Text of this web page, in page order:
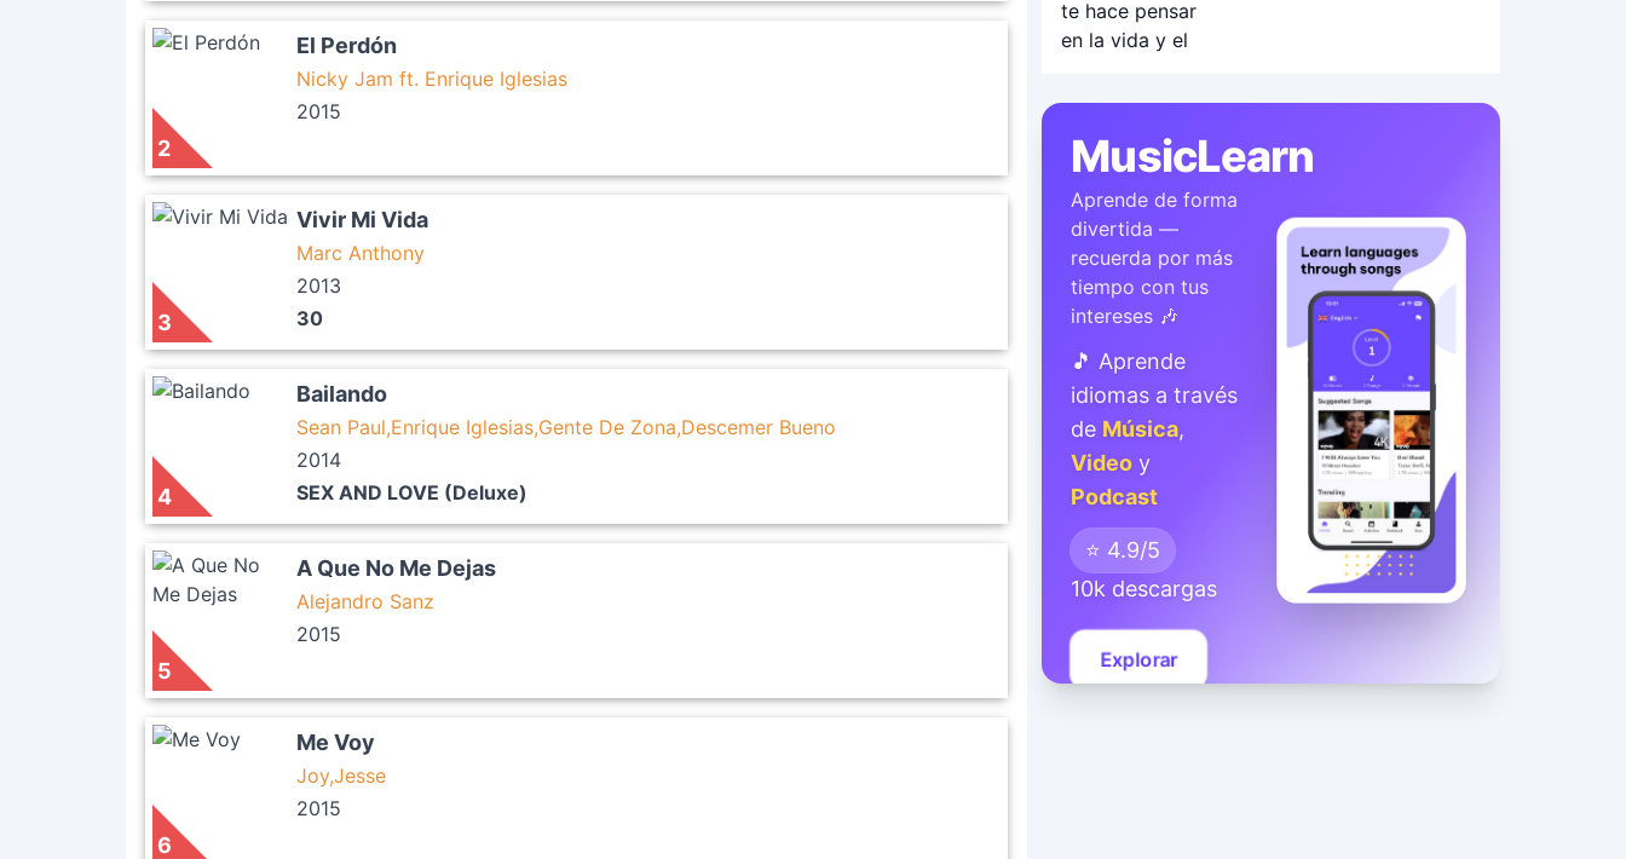
2
El Perdón
Nicky Jam ft. Enrique Iglesias
2015
3
Vivir Mi Vida
Marc Anthony
2013
30
4
Bailando
Sean Paul,Enrique Iglesias,Gente De Zona,Descemer Bueno
2014
SEX AND LOVE (Deluxe)
5
A Que No Me Dejas
Alejandro Sanz
2015
6
Me Voy
Joy,Jesse
2015
MusicLearn
Aprende de forma
divertida —
recuerda por más
tiempo con tus
intereses 🎶
🎵 Aprende
idiomas a través
de Música,
Video y
Podcast
⭐ 4.9/5
10k descargas
Explorar